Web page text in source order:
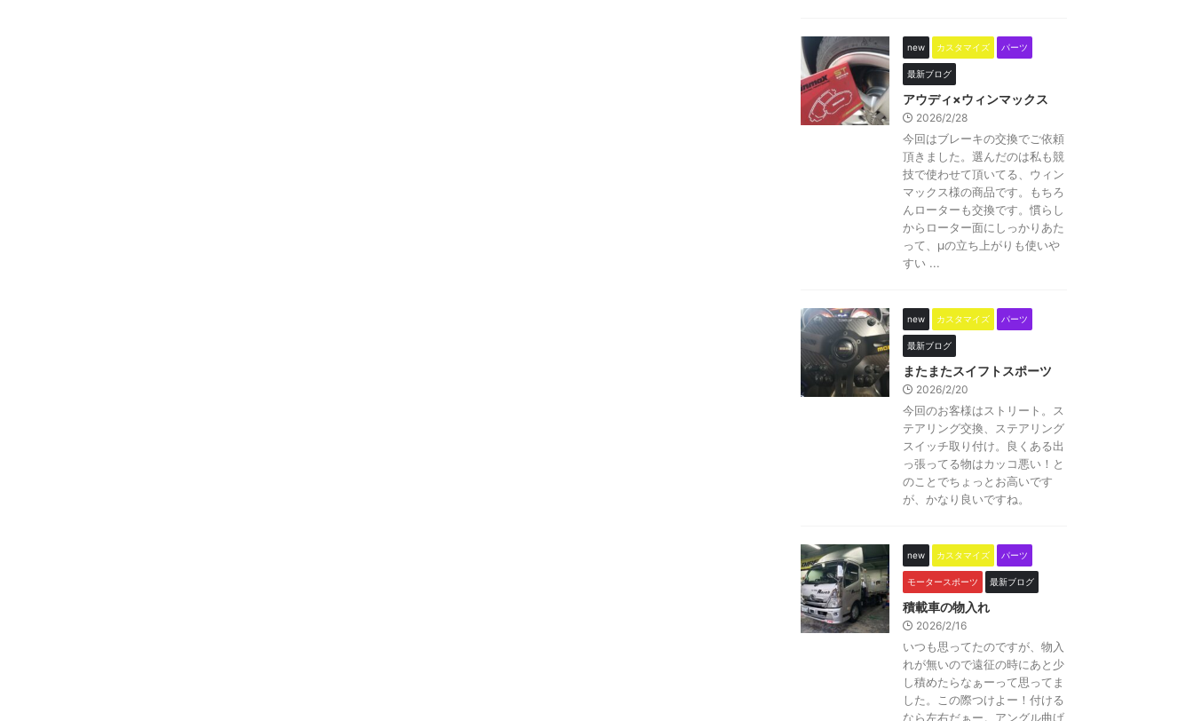
new カスタマイズ パーツ
最新ブログ
アウディ×ウィンマックス
2026/2/28
今回はブレーキの交換でご依頼
頂きました。選んだのは私も競
技で使わせて頂いてる、ウィン
マックス様の商品です。もちろ
んローターも交換です。慣らし
からローター面にしっかりあた
って、μの立ち上がりも使いや
すい ...
new カスタマイズ パーツ
最新ブログ
またまたスイフトスポーツ
2026/2/20
今回のお客様はストリート。ス
テアリング交換、ステアリング
スイッチ取り付け。良くある出
っ張ってる物はカッコ悪い！と
のことでちょっとお高いです
が、かなり良いですね。
new カスタマイズ パーツ
モータースポーツ 最新ブログ
積載車の物入れ
2026/2/16
いつも思ってたのですが、物入
れが無いので遠征の時にあと少
し積めたらなぁーって思ってま
した。この際つけよー！付ける
なら左右だぁー。アングル曲げ